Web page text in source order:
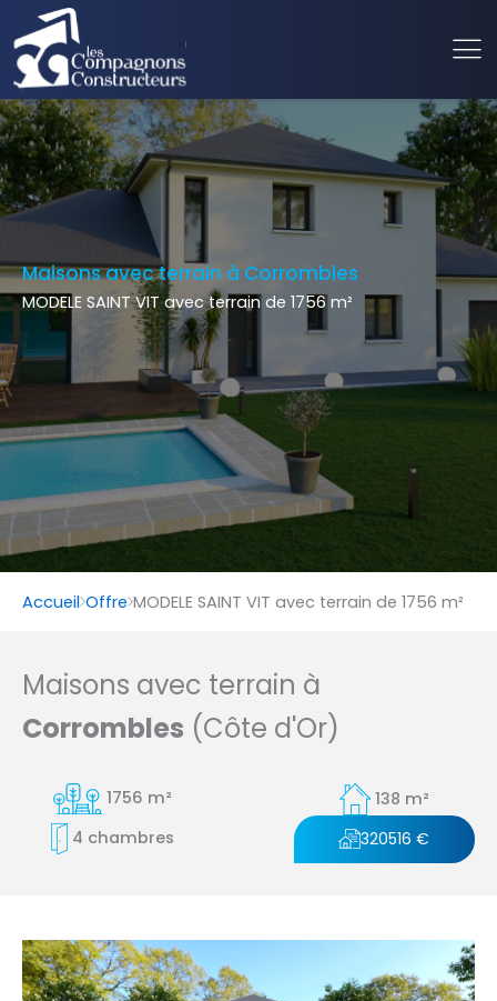
Maisons avec terrain à Corrombles
MODELE SAINT VIT avec terrain de 1756 m²
Accueil Offre MODELE SAINT VIT avec terrain de 1756 m²
Maisons avec terrain à
Corrombles (Côte d'Or)
1756 m²
138 m²
4 chambres
320516 €